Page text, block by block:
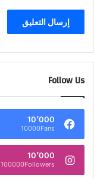
Follow Us
10٬000
10000Fans
10٬000
100000Followers